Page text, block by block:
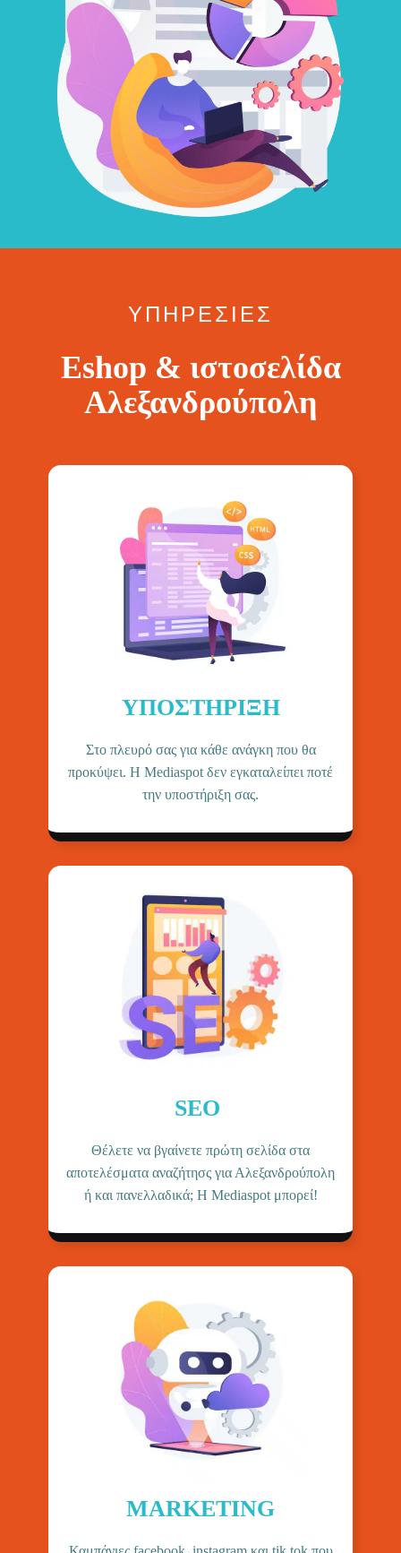
ΥΠΗΡΕΣΙΕΣ
Eshop & ιστοσελίδα
Αλεξανδρούπολη
ΥΠΟΣΤΉΡΙΞΗ
Στο πλευρό σας για κάθε ανάγκη που θα
προκύψει. Η Mediaspot δεν εγκαταλείπει ποτέ
την υποστήριξη σας.
SEO
Θέλετε να βγαίνετε πρώτη σελίδα στα
αποτελέσματα αναζήτησς για Αλεξανδρούπολη
ή και πανελλαδικά; H Mediaspot μπορεί!
MARKETING